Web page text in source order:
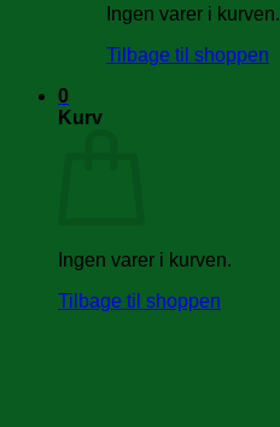
Ingen varer i kurven.
Tilbage til shoppen
0
Kurv
Ingen varer i kurven.
Tilbage til shoppen